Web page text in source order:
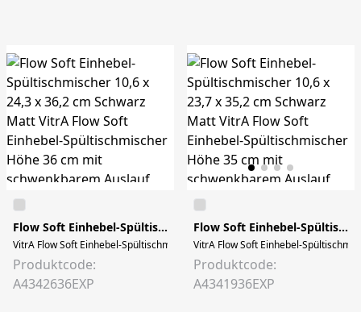
Flow Soft Einhebel-Spültischmischer 10,6 x 24,3 x 36,2 cm Schwarz Matt
VitrA Flow Soft Einhebel-Spültischmischer Höhe 36 cm mit schwenkbarem
Produktcode:
A4342636EXP
Flow Soft Einhebel-Spültischmischer 10,6 x 23,7 x 35,2 cm Schwarz Matt
VitrA Flow Soft Einhebel-
Produktcode:
A4341936EXP